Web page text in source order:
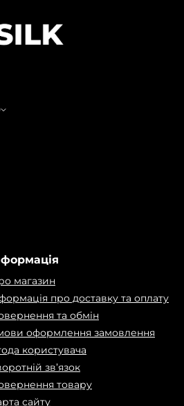
магазин
про доставку та оплату
та обмін
оформлення замовлення
користувача
зв’язок
товару
сайту